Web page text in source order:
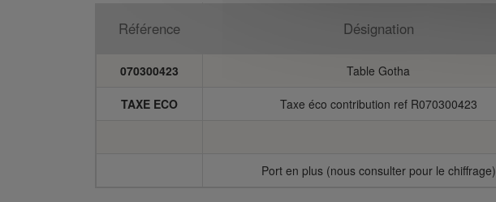
Référence Désignation
070300423 Table Gotha
TAXE ECO Taxe éco contribution ref R070300423
Port en plus (nous consulter pour le chiffrage)